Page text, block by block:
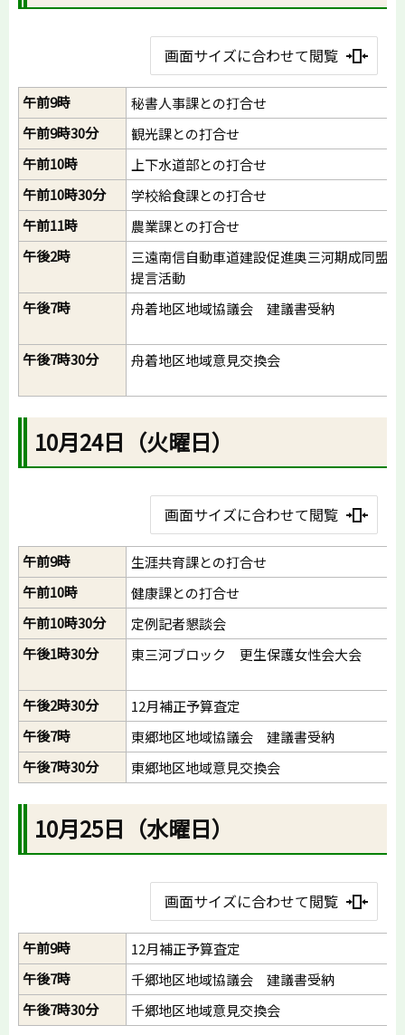
画面サイズに合わせて閲覧
午前9時
秘書人事課との打合せ
午前9時30分
観光課との打合せ
午前10時
上下水道部との打合せ
午前10時30分
学校給食課との打合せ
午前11時
農業課との打合せ
午後2時
三遠南信自動車道建設促進奥三河期成同盟
提言活動
午後7時
舟着地区地域協議会 建議書受納
午後7時30分 舟着地区地域意見交換会
10月24日（火曜日）
画面サイズに合わせて閲覧
午前9時
生涯共育課との打合せ
午前10時
健康課との打合せ
午前10時30分
定例記者懇談会
午後1時30分
東三河ブロック 更生保護女性会大会
午後2時30分
12月補正予算査定
午後7時
東郷地区地域協議会 建議書受納
午後7時30分
東郷地区地域意見交換会
10月25日（水曜日）
画面サイズに合わせて閲覧
午前9時
12月補正予算査定
午後7時
千郷地区地域協議会 建議書受納
午後7時30分
千郷地区地域意見交換会